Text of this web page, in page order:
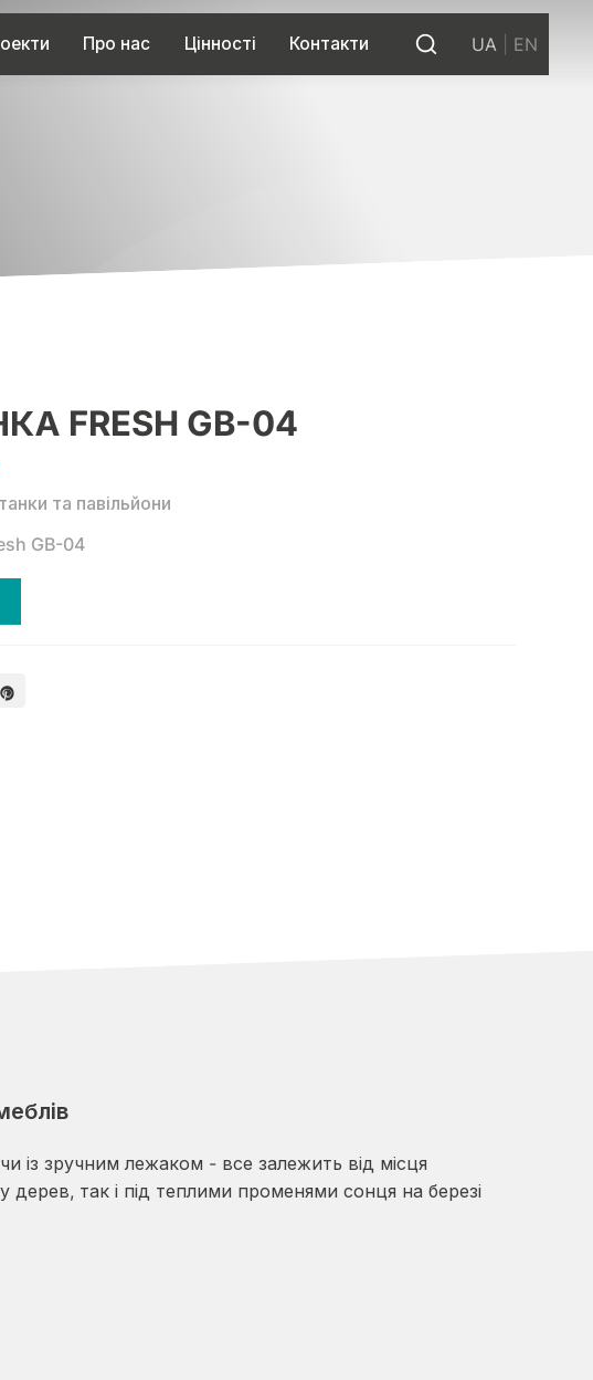
Про нас Цінності Контакти UA| EN
FRESH GB-04
та павільйони
GB-04
із зручним лежаком - все залежить від місця
так і під теплими променями сонця на березі